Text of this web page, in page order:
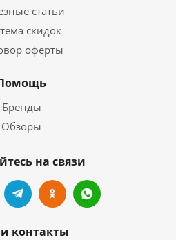
статьи
скидок
оферты
Бренды
Обзоры
на связи
контакты